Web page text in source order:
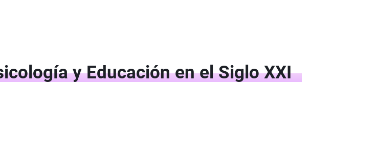
y Educación en el Siglo XXI